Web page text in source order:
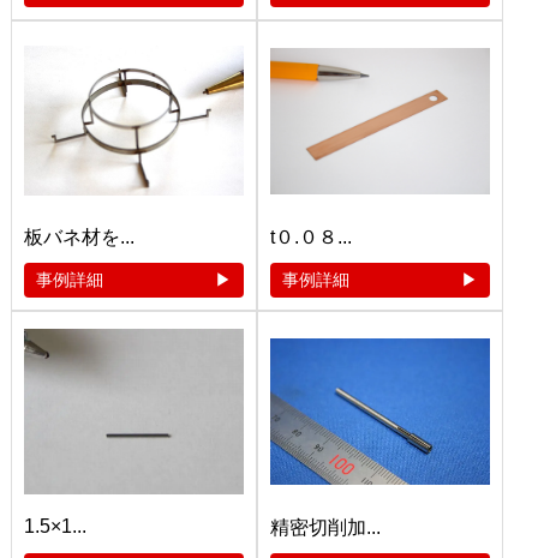
板バネ材を...
事例詳細
t０.０８...
事例詳細
1.5×1... 精密切削加...